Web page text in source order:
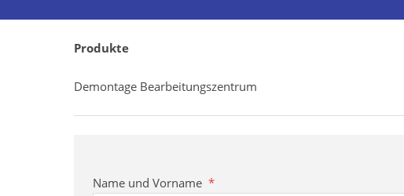
Produkte
Demontage Bearbeitungszentrum
Name und Vorname *